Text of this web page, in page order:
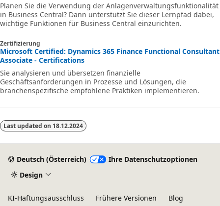
Planen Sie die Verwendung der Anlagenverwaltungsfunktionalität
in Business Central? Dann unterstützt Sie dieser Lernpfad dabei,
wichtige Funktionen für Business Central einzurichten.
Zertifizierung
Microsoft Certified: Dynamics 365 Finance Functional Consultant
Associate - Certifications
Sie analysieren und übersetzen finanzielle
Geschäftsanforderungen in Prozesse und Lösungen, die
branchenspezifische empfohlene Praktiken implementieren.
Last updated on 18.12.2024
Deutsch (Österreich)
Ihre Datenschutzoptionen
Design
KI-Haftungsausschluss Frühere Versionen Blog